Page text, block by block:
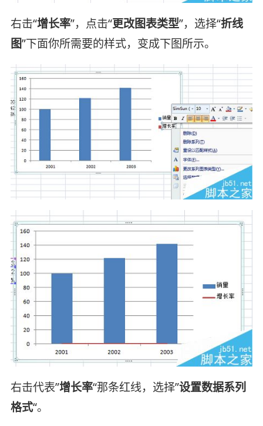
右击“增长率”，点击“更改图表类型”，选择“折线
图”下面你所需要的样式，变成下图所示。
右击代表”增长率“那条红线，选择”设置数据系列
格式“。